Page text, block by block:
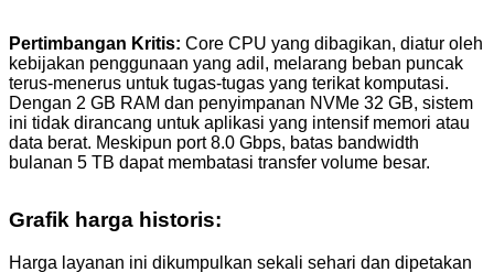
Pertimbangan Kritis: Core CPU yang dibagikan, diatur oleh
kebijakan penggunaan yang adil, melarang beban puncak
terus-menerus untuk tugas-tugas yang terikat komputasi.
Dengan 2 GB RAM dan penyimpanan NVMe 32 GB, sistem
ini tidak dirancang untuk aplikasi yang intensif memori atau
data berat. Meskipun port 8.0 Gbps, batas bandwidth
bulanan 5 TB dapat membatasi transfer volume besar.
Grafik harga historis:
Harga layanan ini dikumpulkan sekali sehari dan dipetakan